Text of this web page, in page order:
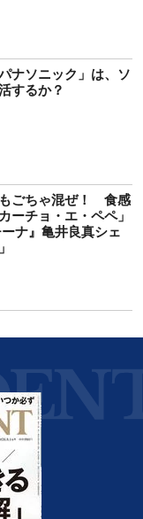
ナソニック」は、ソ
するか？
ごちゃ混ぜ！ 食感
ーチョ・エ・ペペ」
ナ』亀井良真シェ